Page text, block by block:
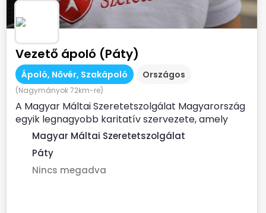
Vezető ápoló (Páty)
Ápoló, Nővér, Szakápoló Országos
(Nagymányok 72km-re)
A Magyar Máltai Szeretetszolgálat Magyarország
egyik legnagyobb karitatív szervezete, amely
évente több százezer...
Magyar Máltai Szeretetszolgálat
Páty
Nincs megadva